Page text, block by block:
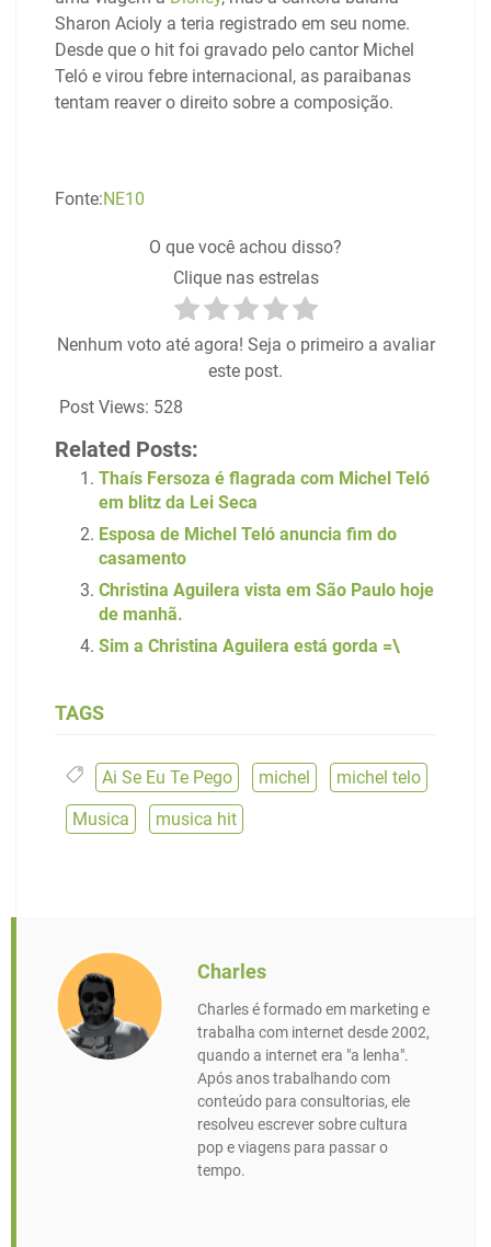
Sharon Acioly a teria registrado em seu nome.
Desde que o hit foi gravado pelo cantor Michel
Teló e virou febre internacional, as paraibanas
tentam reaver o direito sobre a composição.
Fonte:NE10
O que você achou disso?
Clique nas estrelas
Nenhum voto até agora! Seja o primeiro a avaliar
este post.
Post Views: 528
Related Posts:
Thaís Fersoza é flagrada com Michel Teló
em blitz da Lei Seca
Esposa de Michel Teló anuncia fim do
casamento
Christina Aguilera vista em São Paulo hoje
de manhã.
Sim a Christina Aguilera está gorda =\
TAGS
Ai Se Eu Te Pego michel michel telo
Musica
musica hit
Charles
Charles é formado em marketing e
trabalha com internet desde 2002,
quando a internet era "a lenha".
Após anos trabalhando com
conteúdo para consultorias, ele
resolveu escrever sobre cultura
pop e viagens para passar o
tempo.